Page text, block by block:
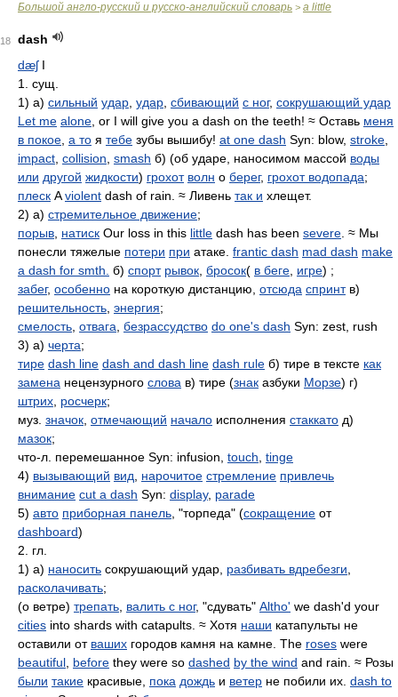
Большой англо-русский и русско-английский словарь > a little
18
dash
dæʃI
1. сущ.
1) а) сильный удар удар сбивающий с ног, сокрушающий удар
Let me alone , or I will give you a dash on the teeth! ≈ Оставь меня
в покое а то я тебе зубы вышибу! at one dash Syn: blow, stroke
impact collision smash б) (об ударе, наносимом массой воды
или другой жидкости) грохот волн о берег, грохот водопада;
плеск Aviolent dash of rain. ≈ Ливень так и хлещет.
2) а) стремительное движение;
порыв натиск Our loss in this little dash has been severe . ≈ Мы
понесли тяжелые потери при атаке. frantic dash mad dash make
a dash for smth. б) спорт рывок бросок( в беге игре) ;
забег, особенно на короткую дистанцию, отсюда спринтв)
решительность энергия;
смелость отвага безрассудство do one's dash Syn: zest, rush
3) а) черта;
тире dash line dash and dash line dash rule б) тире в тексте как
замена нецензурного слова в) тире (знак азбуки Морзе) г)
штрих росчерк;
муз. значок отмечающий начало исполнения стаккато д)
мазок;
что-л. перемешанное Syn: infusion, touch tinge
4) вызывающий вид нарочитое стремление привлечь
внимание cut a dash Syn: display, parade
5) авто приборная панель , "торпеда" (сокращение от
dashboard)
2. гл.
1) а) наносить сокрушающий удар, разбивать вдребезги
расколачивать;
(о ветре) трепать валить с ног, "сдувать" Altho' we dash'd your
cities into shards with catapults. ≈ Хотя наши катапульты не
оставили от ваших городов камня на камне. The roses were
beautiful before they were so dashed by the wind and rain. ≈ Розы
были такие красивые, пока дождь и ветер не побили их. dash to